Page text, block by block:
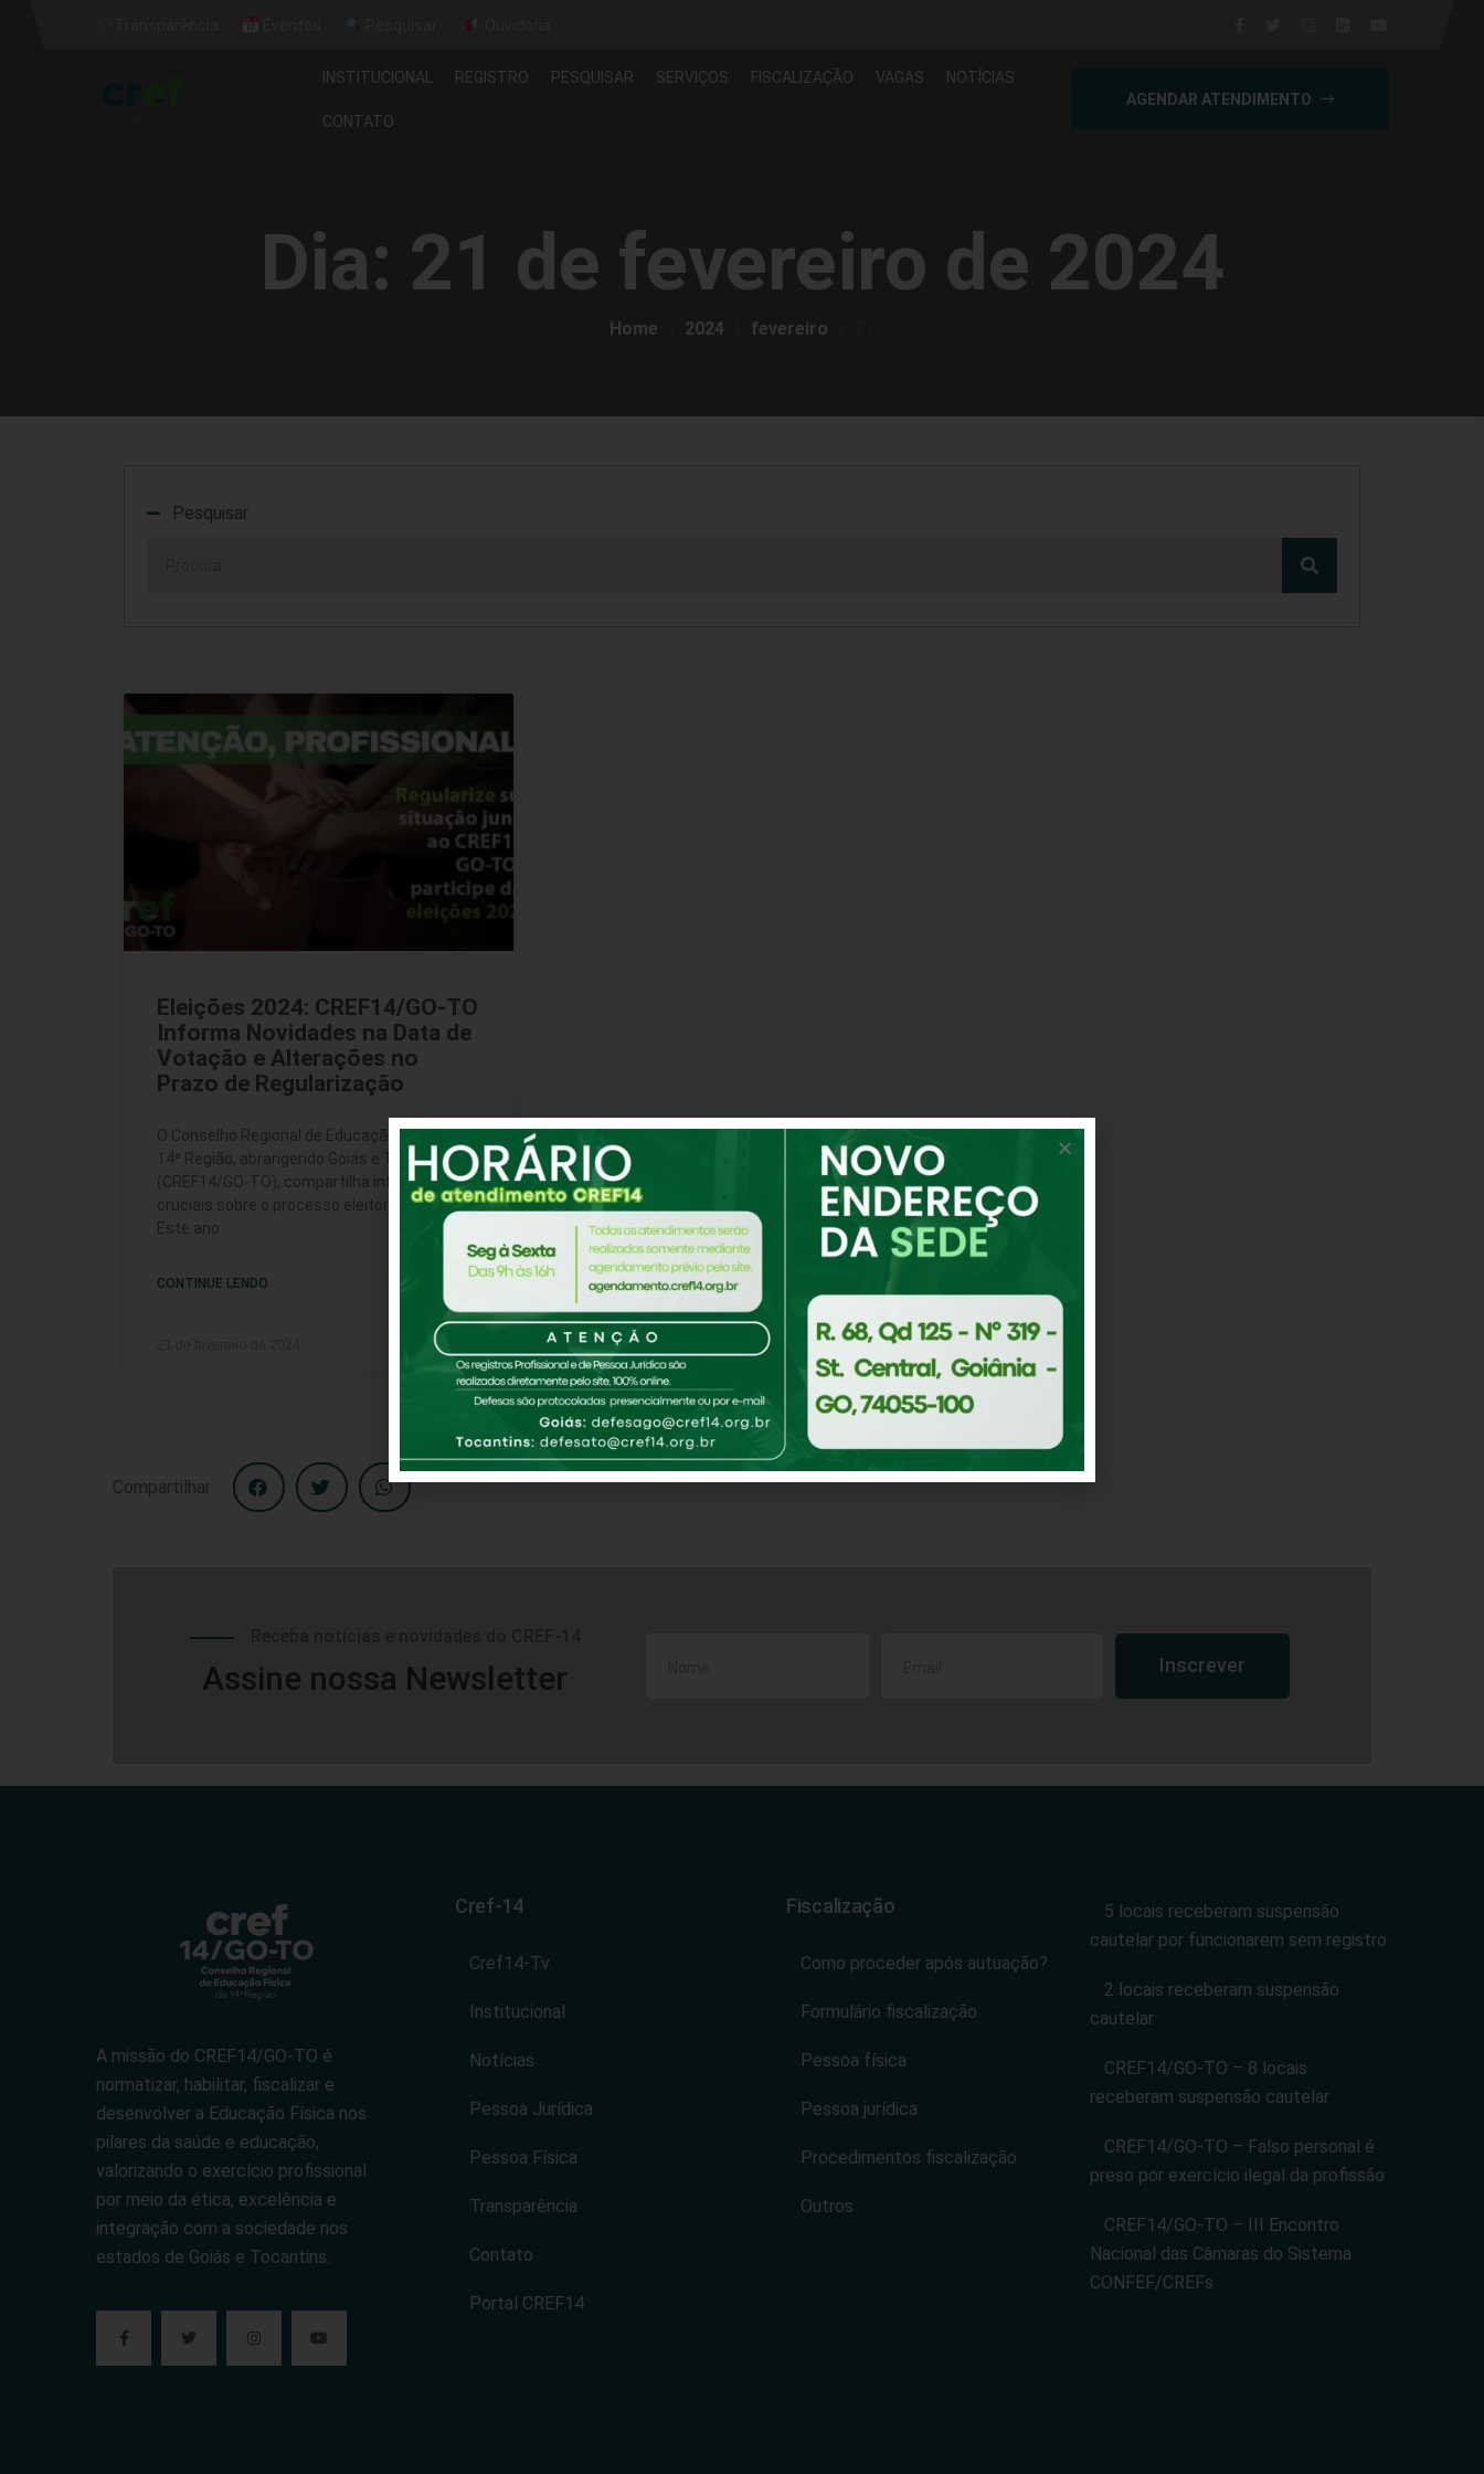
INSTITUCIONAL REGISTRO PESQUISAR SERVIÇOS FISCALIZAÇÃO VAGAS NOTÍCIAS
CONTATO
AGENDAR ATENDIMENTO
Dia: 21 de fevereiro de 2024
Home 2024 fevereiro
Pesquisar
Eleições 2024: CREF14/GO-TO
Informa Novidades na Data de
Votação e Alterações no
Prazo de Regularização
O Conselho Regional de Educação Física da
14ª Região, abrangendo Goiás e Tocantins
(CREF14/GO-TO), compartilha informações
cruciais sobre o processo eleitoral de 2024.
Este ano
CONTINUE LENDO
Compartilhar
Assine nossa Newsletter Inscrever
A missão do CREF14/GO-TO é
normatizar, habilitar, fiscalizar e
desenvolver a Educação Física nos
pilares da saúde e educação,
valorizando o exercício profissional
por meio da ética, excelência e
integração com a sociedade nos
estados de Goiás e Tocantins.
Cref-14
Cref14-Tv
Institucional
Notícias
Pessoa Jurídica
Pessoa Física
Transparência
Contato
Portal CREF14
Fiscalização
Como proceder após autuação?
Formulário fiscalização
Pessoa física
Pessoa jurídica
Procedimentos fiscalização
Outros
5 locais receberam suspensão
cautelar por funcionarem sem registro
2 locais receberam suspensão
cautelar
CREF14/GO-TO – 8 locais
receberam suspensão cautelar
CREF14/GO-TO – Falso personal é
preso por exercício ilegal da profissão
CREF14/GO-TO – III Encontro
Nacional das Câmaras do Sistema
CONFEF/CREFs